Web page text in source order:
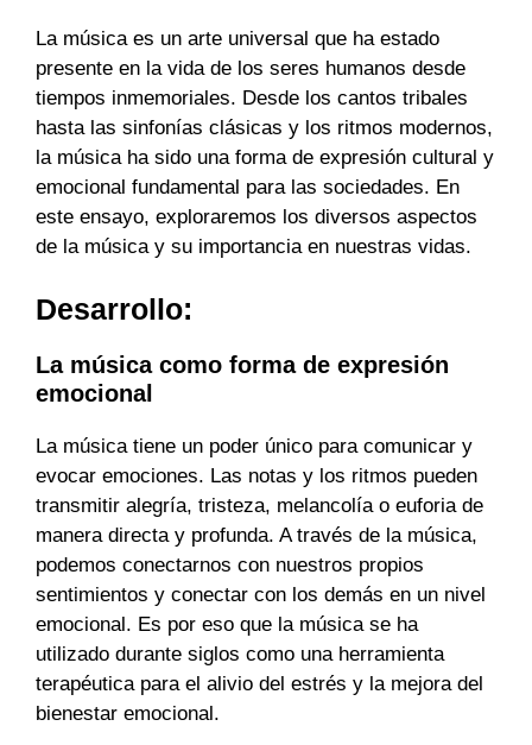
La música es un arte universal que ha estado
presente en la vida de los seres humanos desde
tiempos inmemoriales. Desde los cantos tribales
hasta las sinfonías clásicas y los ritmos modernos,
la música ha sido una forma de expresión cultural y
emocional fundamental para las sociedades. En
este ensayo, exploraremos los diversos aspectos
de la música y su importancia en nuestras vidas.
Desarrollo:
La música como forma de expresión
emocional
La música tiene un poder único para comunicar y
evocar emociones. Las notas y los ritmos pueden
transmitir alegría, tristeza, melancolía o euforia de
manera directa y profunda. A través de la música,
podemos conectarnos con nuestros propios
sentimientos y conectar con los demás en un nivel
emocional. Es por eso que la música se ha
utilizado durante siglos como una herramienta
terapéutica para el alivio del estrés y la mejora del
bienestar emocional.